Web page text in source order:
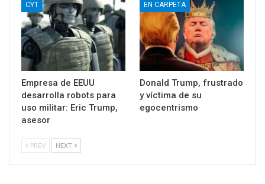
CYT
Empresa de EEUU
desarrolla robots para
uso militar: Eric Trump,
asesor
EN CARPETA
Donald Trump, frustrado
y víctima de su
egocentrismo
PREV NEXT